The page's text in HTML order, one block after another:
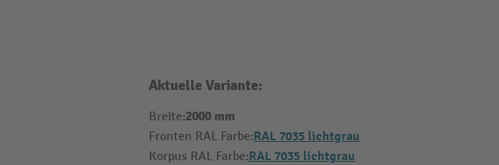
Aktuelle Variante:
Breite:2000 mm
Fronten RAL Farbe:RAL 7035 lichtgrau
Korpus RAL Farbe:RAL 7035 lichtgrau